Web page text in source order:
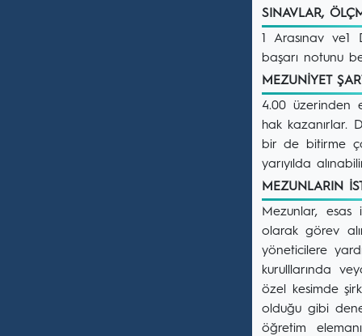
SINAVLAR,
1 Arasınav ve1
başarı notunu
MEZUNİYET
4.00 üzerinden
hak kazanırlar.
bir de bitirme
yarıyılda
MEZUNLARIN
Mezunlar, esas
olarak görev
yöneticilere
kurulllarında
özel kesimde
olduğu gibi
öğretim